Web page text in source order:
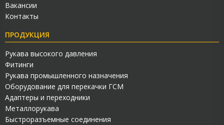
Вакансии
Контакты
ПРОДУКЦИЯ
Рукава высокого давления
Фитинги
Рукава промышленного назначения
Оборудование для перекачки ГСМ
Адаптеры и переходники
Металлорукава
Быстроразъемные соединения